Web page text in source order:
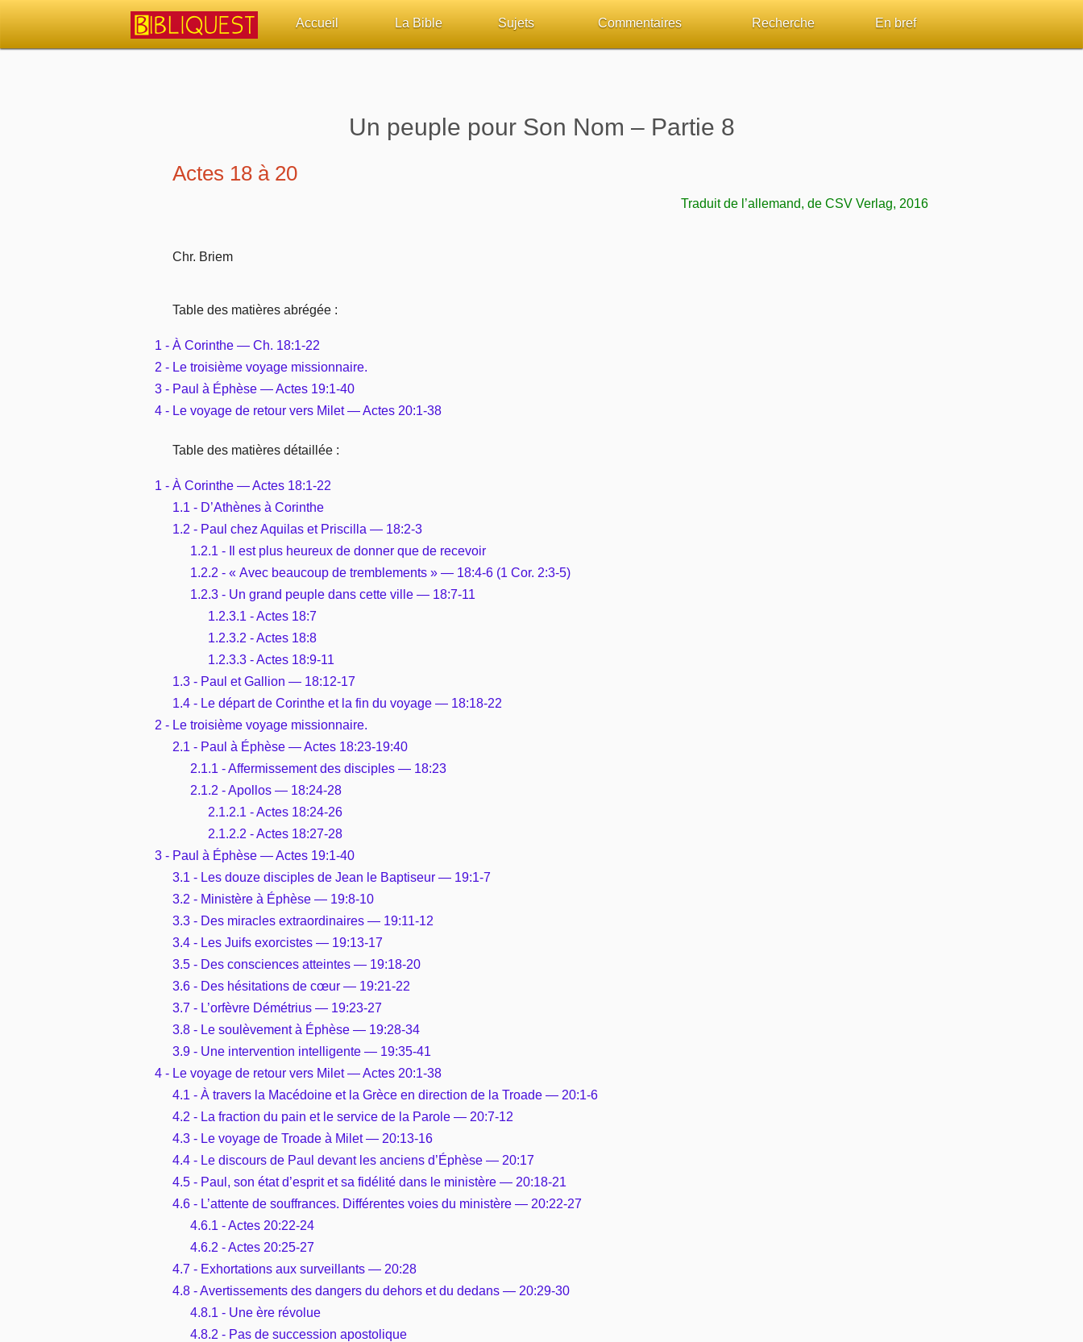
Accueil
Paramètres
La Bible Sujets Commentaires Recherche En bref
Un peuple pour Son Nom – Partie 8
Actes 18 à 20
Traduit de l’allemand, de CSV Verlag, 2016
Chr. Briem
Table des matières abrégée :
1 - À Corinthe — Ch. 18:1-22
2 - Le troisième voyage missionnaire.
3 - Paul à Éphèse — Actes 19:1-40
4 - Le voyage de retour vers Milet — Actes 20:1-38
Table des matières détaillée :
1 - À Corinthe — Actes 18:1-22
1.1 - D’Athènes à Corinthe
1.2 - Paul chez Aquilas et Priscilla — 18:2-3
1.2.1 - Il est plus heureux de donner que de recevoir
1.2.2 - « Avec beaucoup de tremblements » — 18:4-6 (1 Cor. 2:3-5)
1.2.3 - Un grand peuple dans cette ville — 18:7-11
1.2.3.1 - Actes 18:7
1.2.3.2 - Actes 18:8
1.2.3.3 - Actes 18:9-11
1.3 - Paul et Gallion — 18:12-17
1.4 - Le départ de Corinthe et la fin du voyage — 18:18-22
2 - Le troisième voyage missionnaire.
2.1 - Paul à Éphèse — Actes 18:23-19:40
2.1.1 - Affermissement des disciples — 18:23
2.1.2 - Apollos — 18:24-28
2.1.2.1 - Actes 18:24-26
2.1.2.2 - Actes 18:27-28
3 - Paul à Éphèse — Actes 19:1-40
3.1 - Les douze disciples de Jean le Baptiseur — 19:1-7
3.2 - Ministère à Éphèse — 19:8-10
3.3 - Des miracles extraordinaires — 19:11-12
3.4 - Les Juifs exorcistes — 19:13-17
3.5 - Des consciences atteintes — 19:18-20
3.6 - Des hésitations de cœur — 19:21-22
3.7 - L’orfèvre Démétrius — 19:23-27
3.8 - Le soulèvement à Éphèse — 19:28-34
3.9 - Une intervention intelligente — 19:35-41
4 - Le voyage de retour vers Milet — Actes 20:1-38
4.1 - À travers la Macédoine et la Grèce en direction de la Troade — 20:1-6
4.2 - La fraction du pain et le service de la Parole — 20:7-12
4.3 - Le voyage de Troade à Milet — 20:13-16
4.4 - Le discours de Paul devant les anciens d’Éphèse — 20:17
4.5 - Paul, son état d’esprit et sa fidélité dans le ministère — 20:18-21
4.6 - L’attente de souffrances. Différentes voies du ministère — 20:22-27
4.6.1 - Actes 20:22-24
4.6.2 - Actes 20:25-27
4.7 - Exhortations aux surveillants — 20:28
4.8 - Avertissements des dangers du dehors et du dedans — 20:29-30
4.8.1 - Une ère révolue
4.8.2 - Pas de succession apostolique